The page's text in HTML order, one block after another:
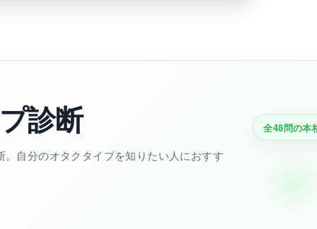
診断
自分のオタクタイプを知りたい人におすす
全48問の本